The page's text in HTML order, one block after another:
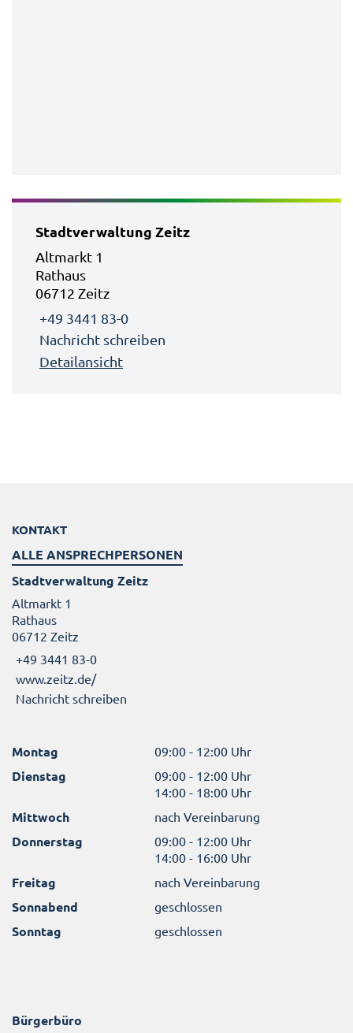
Stadtverwaltung Zeitz
Altmarkt 1
Rathaus
06712 Zeitz
+49 3441 83-0
Nachricht schreiben
Detailansicht
KONTAKT
ALLE ANSPRECHPERSONEN
Stadtverwaltung Zeitz
Altmarkt 1
Rathaus
06712 Zeitz
+49 3441 83-0
www.zeitz.de/
Nachricht schreiben
Montag 09:00 - 12:00 Uhr
Dienstag
09:00 - 12:00 Uhr
14:00 - 18:00 Uhr
Mittwoch nach Vereinbarung
Donnerstag
09:00 - 12:00 Uhr
14:00 - 16:00 Uhr
Freitag nach Vereinbarung
Sonnabend geschlossen
Sonntag geschlossen
Bürgerbüro